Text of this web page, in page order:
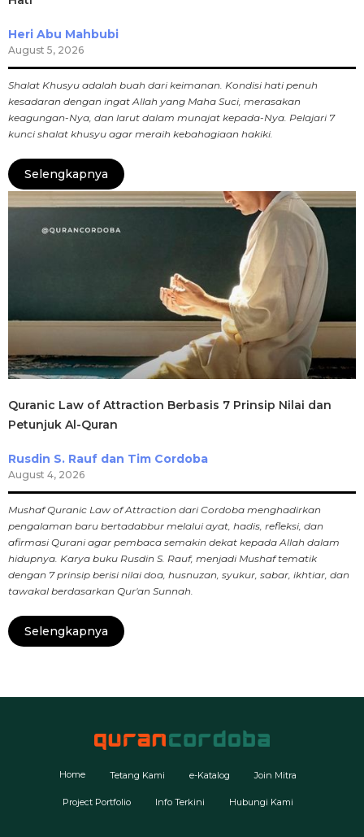
Heri Abu Mahbubi
August 5, 2026
Shalat Khusyu adalah buah dari keimanan. Kondisi hati penuh
kesadaran dengan ingat Allah yang Maha Suci, merasakan
keagungan-Nya, dan larut dalam munajat kepada-Nya. Pelajari 7
kunci shalat khusyu agar meraih kebahagiaan hakiki.
Selengkapnya
Quranic Law of Attraction Berbasis 7 Prinsip Nilai dan
Petunjuk Al-Quran
Rusdin S. Rauf dan Tim Cordoba
August 4, 2026
Mushaf Quranic Law of Attraction dari Cordoba menghadirkan
pengalaman baru bertadabbur melalui ayat, hadis, refleksi, dan
afirmasi Qurani agar pembaca semakin dekat kepada Allah dalam
hidupnya. Karya buku Rusdin S. Rauf, menjadi Mushaf tematik
dengan 7 prinsip berisi nilai doa, husnuzan, syukur, sabar, ikhtiar, dan
tawakal berdasarkan Qur'an Sunnah.
Selengkapnya
Home Tetang Kami e-Katalog Join Mitra
Project Portfolio Info Terkini Hubungi Kami